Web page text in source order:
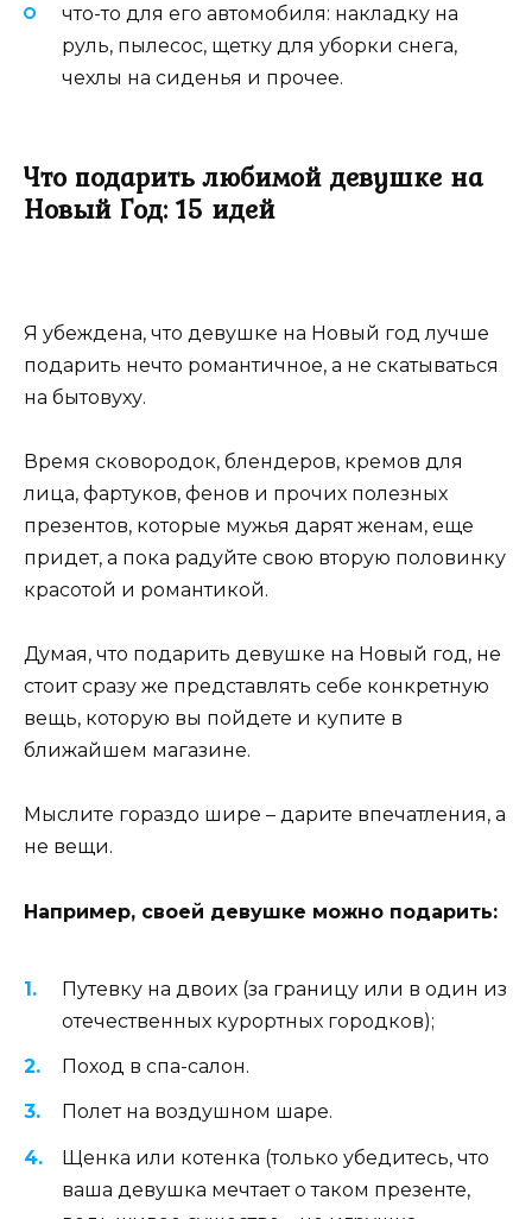
что-то для его автомобиля: накладку на
руль, пылесос, щетку для уборки снега,
чехлы на сиденья и прочее.
Что подарить любимой девушке на
Новый Год: 15 идей
Я убеждена, что девушке на Новый год лучше
подарить нечто романтичное, а не скатываться
на бытовуху.
Время сковородок, блендеров, кремов для
лица, фартуков, фенов и прочих полезных
презентов, которые мужья дарят женам, еще
придет, а пока радуйте свою вторую половинку
красотой и романтикой.
Думая, что подарить девушке на Новый год, не
стоит сразу же представлять себе конкретную
вещь, которую вы пойдете и купите в
ближайшем магазине.
Мыслите гораздо шире – дарите впечатления, а
не вещи.
Например, своей девушке можно подарить:
Путевку на двоих (за границу или в один из
отечественных курортных городков);
Поход в спа-салон.
Полет на воздушном шаре.
Щенка или котенка (только убедитесь, что
ваша девушка мечтает о таком презенте,